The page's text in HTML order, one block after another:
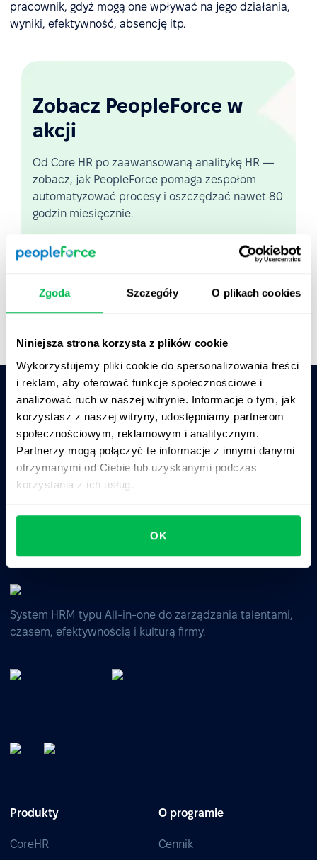
Zgoda Szczegóły O plikach cookies
Niniejsza strona korzysta z plików cookie
Wykorzystujemy pliki cookie do spersonalizowania treści
i reklam, aby oferować funkcje społecznościowe i
analizować ruch w naszej witrynie. Informacje o tym, jak
korzystasz z naszej witryny, udostępniamy partnerom
społecznościowym, reklamowym i analitycznym.
Partnerzy mogą połączyć te informacje z innymi danymi
otrzymanymi od Ciebie lub uzyskanymi podczas
korzystania z ich usług.
OK
pracownik, gdyż mogą one wpływać na jego działania,
wyniki, efektywność, absencję itp.
Zobacz PeopleForce w
akcji
Od Core HR po zaawansowaną analitykę HR —
zobacz, jak PeopleForce pomaga zespołom
automatyzować procesy i oszczędzać nawet 80
godzin miesięcznie.
Zobacz demo na żywo
Krótki przegląd platformy
Zapytaj AI o podsumowanie PeopleForce:
ChatGPT
Claude Perplexity
Business driven. People focused.
System HRM typu All-in-one do zarządzania talentami,
czasem, efektywnością i kulturą firmy.
Produkty
CoreHR
O programie
Cennik